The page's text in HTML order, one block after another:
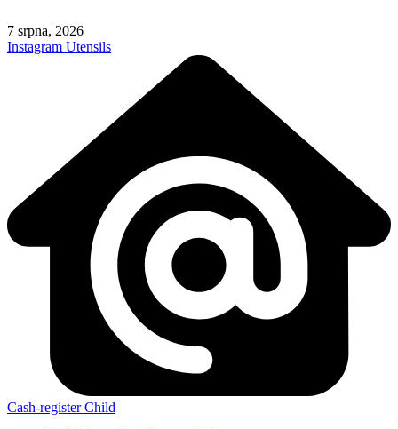
to
content
7 srpna, 2026
Instagram Utensils
Cash-register Child